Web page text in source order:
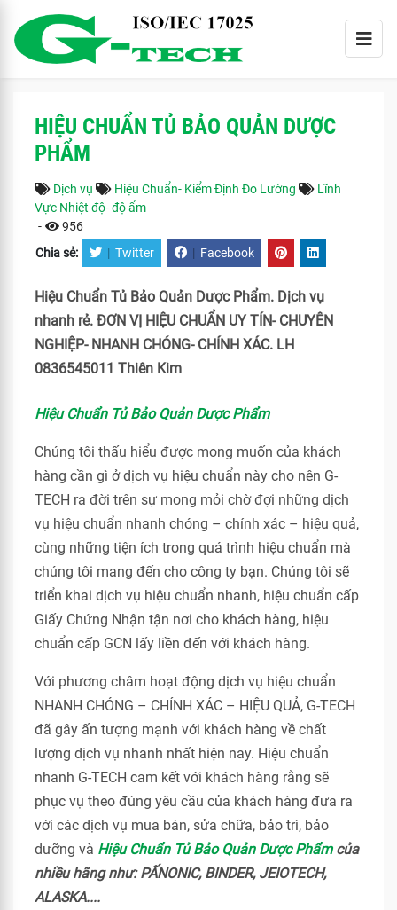
HIỆU CHUẨN TỦ BẢO QUẢN DƯỢC
PHẨM
Dịch vụ Hiệu Chuẩn- Kiểm Định Đo Lường
Lĩnh
Vực Nhiệt độ- độ ẩm
-
956
Chia sẻ: | Twitter | Facebook
Hiệu Chuẩn Tủ Bảo Quản Dược Phẩm. Dịch vụ
nhanh rẻ. ĐƠN VỊ HIỆU CHUẨN UY TÍN- CHUYÊN
NGHIỆP- NHANH CHÓNG- CHÍNH XÁC. LH
0836545011 Thiên Kim
Hiệu Chuẩn Tủ Bảo Quản Dược Phẩm
Chúng tôi thấu hiểu được mong muốn của khách
hàng cần gì ở dịch vụ hiệu chuẩn này cho nên G-
TECH ra đời trên sự mong mỏi chờ đợi những dịch
vụ hiệu chuẩn nhanh chóng – chính xác – hiệu quả,
cùng những tiện ích trong quá trình hiệu chuẩn mà
chúng tôi mang đến cho công ty bạn. Chúng tôi sẽ
triển khai dịch vụ hiệu chuẩn nhanh, hiệu chuẩn cấp
Giấy Chứng Nhận tận nơi cho khách hàng, hiệu
chuẩn cấp GCN lấy liền đến với khách hàng.
Với phương châm hoạt động dịch vụ hiệu chuẩn
NHANH CHÓNG – CHÍNH XÁC – HIỆU QUẢ, G-TECH
đã gây ấn tượng mạnh với khách hàng về chất
lượng dịch vụ nhanh nhất hiện nay. Hiệu chuẩn
nhanh G-TECH cam kết với khách hàng rằng sẽ
phục vụ theo đúng yêu cầu của khách hàng đưa ra
với các dịch vụ mua bán, sửa chữa, bảo trì, bảo
dưỡng và Hiệu Chuẩn Tủ Bảo Quản Dược Phẩmcủa
nhiều hãng như: PẤNONIC, BINDER, JEIOTECH,
ALASKA....